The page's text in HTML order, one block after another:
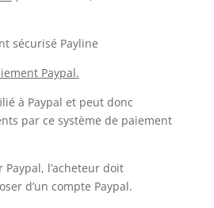
sécurisé Payline
Paypal.
à Paypal et peut donc
par ce système de paiement
l’acheteur doit
d’un compte Paypal.